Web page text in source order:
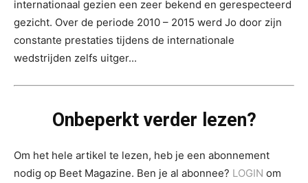
internationaal gezien een zeer bekend en gerespecteerd
gezicht. Over de periode 2010 – 2015 werd Jo door zijn
constante prestaties tijdens de internationale
wedstrijden zelfs uitger...
Onbeperkt verder lezen?
Om het hele artikel te lezen, heb je een abonnement
nodig op Beet Magazine. Ben je al abonnee? LOGIN om